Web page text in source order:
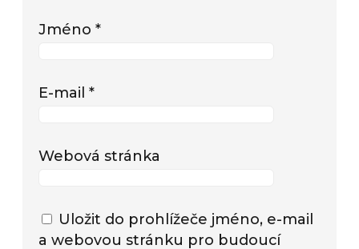
Jméno *
E-mail *
Webová stránka
Uložit do prohlížeče jméno, e-mail
a webovou stránku pro budoucí